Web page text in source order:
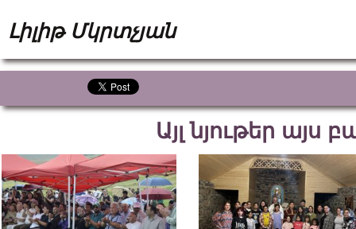
Լիլիթ Մկրտչյան
Այլ նյութեր այս